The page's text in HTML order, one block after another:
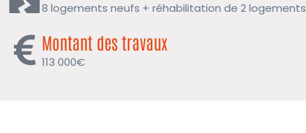
8 logements neufs + réhabilitation de 2 logements
Montant des travaux
113 000€